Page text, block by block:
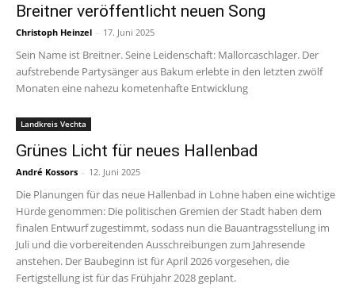
Breitner veröffentlicht neuen Song
Christoph Heinzel - 17. Juni 2025
Sein Name ist Breitner. Seine Leidenschaft: Mallorcaschlager. Der
aufstrebende Partysänger aus Bakum erlebte in den letzten zwölf
Monaten eine nahezu kometenhafte Entwicklung
Landkreis Vechta
Grünes Licht für neues Hallenbad
André Kossors - 12. Juni 2025
Die Planungen für das neue Hallenbad in Lohne haben eine wichtige
Hürde genommen: Die politischen Gremien der Stadt haben dem
finalen Entwurf zugestimmt, sodass nun die Bauantragsstellung im
Juli und die vorbereitenden Ausschreibungen zum Jahresende
anstehen. Der Baubeginn ist für April 2026 vorgesehen, die
Fertigstellung ist für das Frühjahr 2028 geplant.